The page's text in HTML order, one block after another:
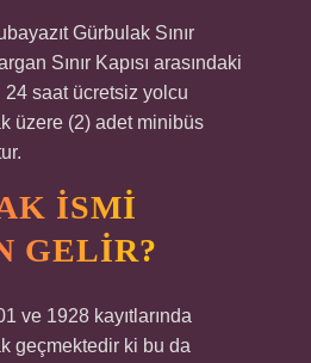
Gürbulak Sınır
Sınır Kapısı arasındaki
24 saat ücretsiz yolcu
üzere (2) adet minibüs
ISMI
GELIR?
ve 1928 kayıtlarında
geçmektedir ki bu da